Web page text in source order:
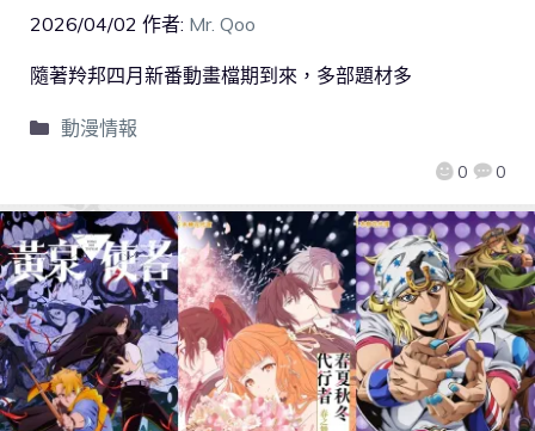
2026/04/02 作者: Mr. Qoo
0 0
隨著羚邦四月新番動畫檔期到來，多部題材多
動漫情報